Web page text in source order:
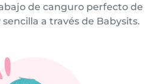
de canguro perfecto de
a través de Babysits.